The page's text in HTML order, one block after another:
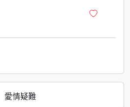
愛情疑難